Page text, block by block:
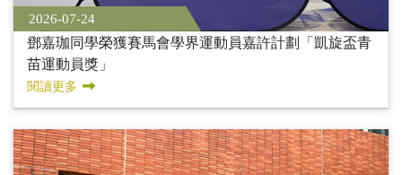
2026-07-24
鄧嘉珈同學榮獲賽馬會學界運動員嘉許計劃「凱旋盃青
苗運動員獎」
閱讀更多